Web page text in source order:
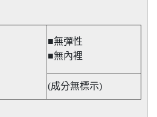
■無彈性​
■無內裡
(成分無標示)